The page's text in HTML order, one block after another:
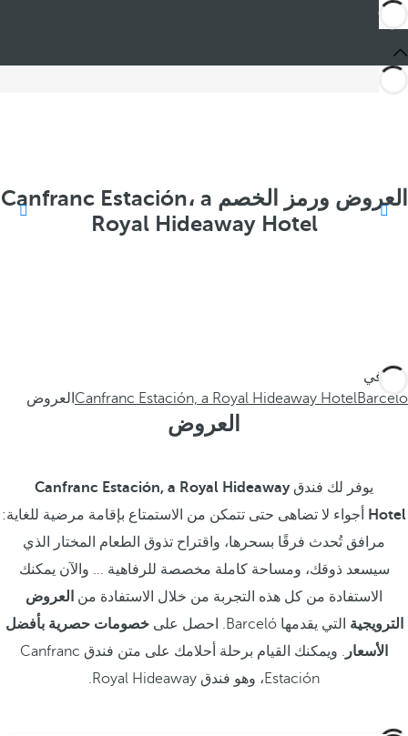
العروض ورمز الخصم Canfranc Estación، a
Royal Hideaway Hotel
أنت في
Barceló
Canfranc Estación, a Royal Hideaway Hotel العروض
العروض
يوفر لك فندقCanfranc Estación, a Royal Hideaway
Hotel
أجواء لا تضاهى حتى تتمكن من الاستمتاع بإقامة مرضية للغاية:
مرافق تُحدث فرقًا بسحرها، واقتراح تذوق الطعام المختار الذي
سيسعد ذوقك، ومساحة كاملة مخصصة للرفاهية ... والآن يمكنك
الاستفادة من كل هذه التجربة من خلال الاستفادة من العروض
الترويجية التي يقدمها Barceló. احصل على
خصومات حصرية بأفضل
الأسعار
. ويمكنك القيام برحلة أحلامك على متن فندق Canfranc
Estación، وهو فندق Royal Hideaway.